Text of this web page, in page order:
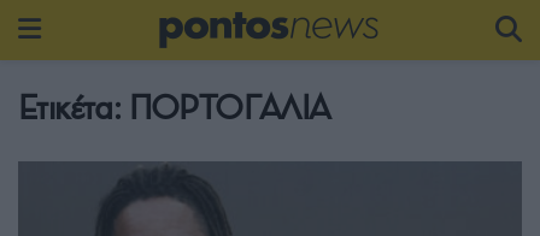
Ετικέτα: ΠΟΡΤΟΓΑΛΙΑ